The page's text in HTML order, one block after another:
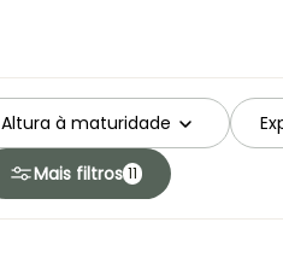
Altura à maturidade
Mais filtros 11